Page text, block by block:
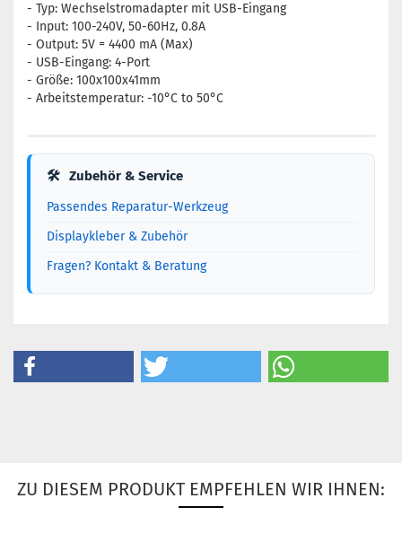
- Typ: Wechselstromadapter mit USB-Eingang
- Input: 100-240V, 50-60Hz, 0.8A
- Output: 5V = 4400 mA (Max)
- USB-Eingang: 4-Port
- Größe: 100x100x41mm
- Arbeitstemperatur: -10°C to 50°C
🛠 Zubehör & Service
Passendes Reparatur-Werkzeug
Displaykleber & Zubehör
Fragen? Kontakt & Beratung
ZU DIESEM PRODUKT EMPFEHLEN WIR IHNEN: